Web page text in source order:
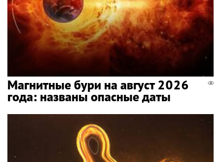
Магнитные бури на август 2026
года: названы опасные даты